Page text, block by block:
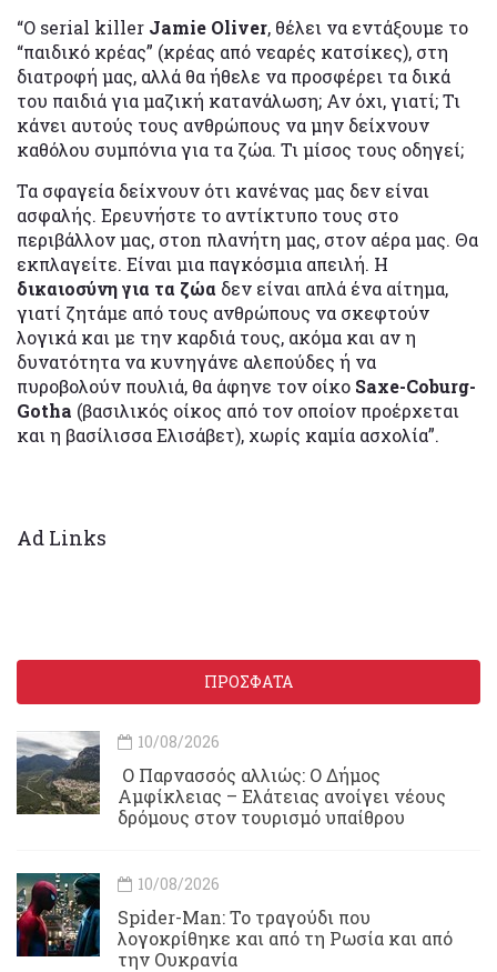
“O serial killer Jamie Oliver, θέλει να εντάξουμε το
“παιδικό κρέας” (κρέας από νεαρές κατσίκες), στη
διατροφή μας, αλλά θα ήθελε να προσφέρει τα δικά
του παιδιά για μαζική κατανάλωση; Αν όχι, γιατί; Τι
κάνει αυτούς τους ανθρώπους να μην δείχνουν
καθόλου συμπόνια για τα ζώα. Τι μίσος τους οδηγεί;
Τα σφαγεία δείχνουν ότι κανένας μας δεν είναι
ασφαλής. Ερευνήστε το αντίκτυπο τους στο
περιβάλλον μας, στοn πλανήτη μας, στον αέρα μας. Θα
εκπλαγείτε. Είναι μια παγκόσμια απειλή. Η
δικαιοσύνη για τα ζώα δεν είναι απλά ένα αίτημα,
γιατί ζητάμε από τους ανθρώπους να σκεφτούν
λογικά και με την καρδιά τους, ακόμα και αν η
δυνατότητα να κυνηγάνε αλεπούδες ή να
πυροβολούν πουλιά, θα άφηνε τον οίκο Saxe-Coburg-
Gotha (βασιλικός οίκος από τον οποίον προέρχεται
και η βασίλισσα Ελισάβετ), χωρίς καμία ασχολία”.
Ad Links
ΠΡΟΣΦΑΤΑ
10/08/2026
Ο Παρνασσός αλλιώς: Ο Δήμος
Αμφίκλειας – Ελάτειας ανοίγει νέους
δρόμους στον τουρισμό υπαίθρου
10/08/2026
Spider-Man: Το τραγούδι που
λογοκρίθηκε και από τη Ρωσία και από
την Ουκρανία